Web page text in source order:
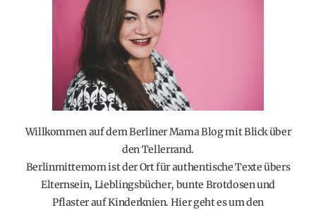
Willkommen auf dem Berliner Mama Blog mit Blick über
den Tellerrand.
Berlinmittemom ist der Ort für authentische Texte übers
Elternsein, Lieblingsbücher, bunte Brotdosen und
Pflaster auf Kinderknien. Hier geht es um den